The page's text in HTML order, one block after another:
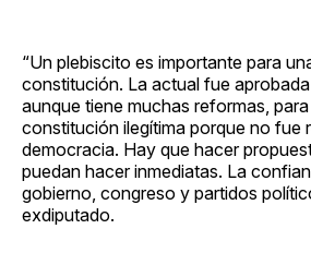
“Un plebiscito es importante para
constitución. La actual fue
aunque tiene muchas reformas,
constitución ilegítima porque no fue
democracia. Hay que hacer
puedan hacer inmediatas. La
gobierno, congreso y partidos
exdiputado.